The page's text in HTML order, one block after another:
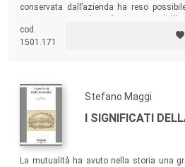
conservata dall’azienda ha reso
tecnici specializzati, Gismondo Cestaro
Rossi, provenienti rispettivamente dalla
cod.
1501.171
Stefano Maggi
I SIGNIFICATI
La mutualità ha avuto nella storia una